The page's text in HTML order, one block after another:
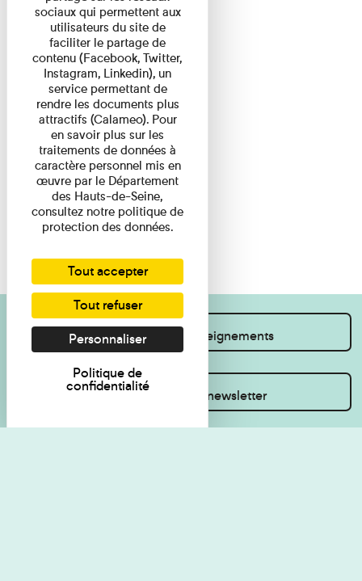
Je souhaite des renseignements
Inscrivez-vous à la newsletter
sociaux qui permettent aux
utilisateurs du site de
faciliter le partage de
contenu (Facebook, Twitter,
Instagram, Linkedin), un
service permettant de
rendre les documents plus
attractifs (Calameo). Pour
en savoir plus sur les
traitements de données à
caractère personnel mis en
œuvre par le Département
des Hauts-de-Seine,
consultez notre politique de
protection des données.
Tout accepter
Tout refuser
Personnaliser
Politique de
confidentialité